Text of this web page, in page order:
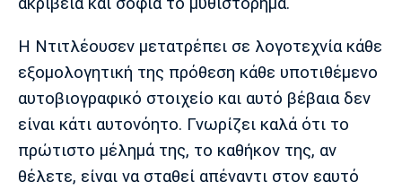
Η Ντιτλέουσεν μετατρέπει σε λογοτεχνία κάθε
εξομολογητική της πρόθεση κάθε υποτιθέμενο
αυτοβιογραφικό στοιχείο και αυτό βέβαια δεν
είναι κάτι αυτονόητο. Γνωρίζει καλά ότι το
πρώτιστο μέλημά της, το καθήκον της, αν
θέλετε, είναι να σταθεί απέναντι στον εαυτό